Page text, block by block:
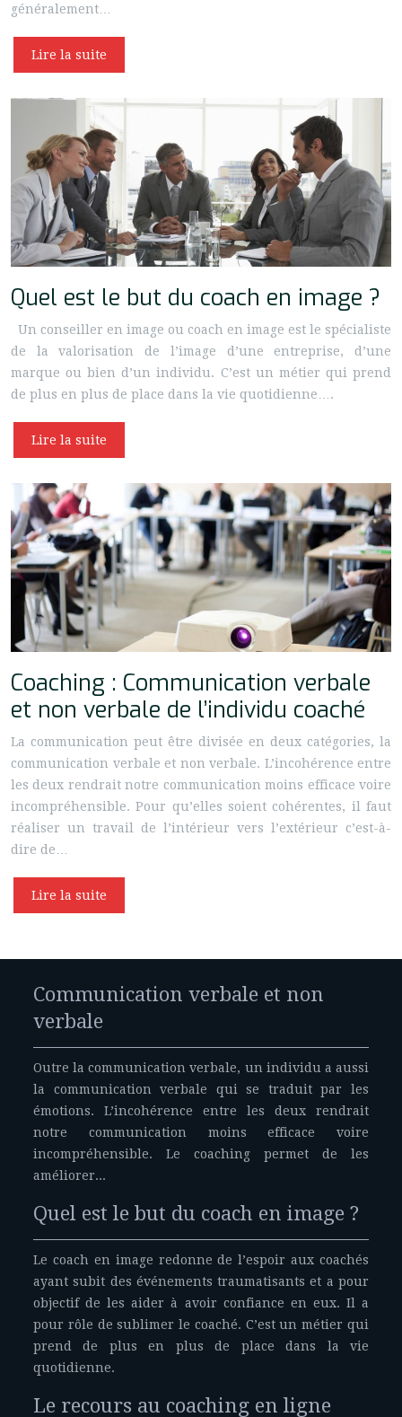
généralement…
Lire la suite
Quel est le but du coach en image ?
Un conseiller en image ou coach en image est le spécialiste
de la valorisation de l’image d’une entreprise, d’une
marque ou bien d’un individu. C’est un métier qui prend
de plus en plus de place dans la vie quotidienne….
Lire la suite
Coaching : Communication verbale
et non verbale de l’individu coaché
La communication peut être divisée en deux catégories, la
communication verbale et non verbale. L’incohérence entre
les deux rendrait notre communication moins efficace voire
incompréhensible. Pour qu’elles soient cohérentes, il faut
réaliser un travail de l’intérieur vers l’extérieur c’est-à-
dire de…
Lire la suite
Communication verbale et non
verbale
Outre la communication verbale, un individu a aussi
la communication verbale qui se traduit par les
émotions. L’incohérence entre les deux rendrait
notre communication moins efficace voire
incompréhensible. Le coaching permet de les
améliorer...
Quel est le but du coach en image ?
Le coach en image redonne de l’espoir aux coachés
ayant subit des événements traumatisants et a pour
objectif de les aider à avoir confiance en eux. Il a
pour rôle de sublimer le coaché. C’est un métier qui
prend de plus en plus de place dans la vie
quotidienne.
Le recours au coaching en ligne